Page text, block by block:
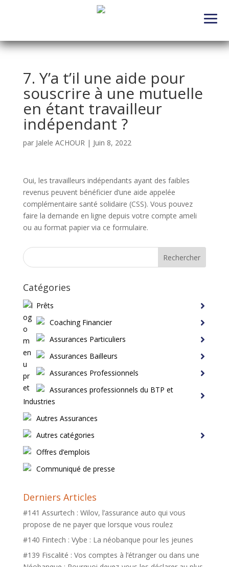
7. Y’a t’il une aide pour
souscrire à une mutuelle
en étant travailleur
indépendant ?
par Jalele ACHOUR| Juin 8, 2022
Oui, les travailleurs indépendants ayant des faibles
revenus peuvent bénéficier d’une aide appelée
complémentaire santé solidaire (CSS). Vous pouvez
faire la demande en ligne depuis votre compte ameli
ou au format papier via ce formulaire.
Rechercher
Catégories
Prêts
Coaching Financier
Assurances Particuliers
Assurances Bailleurs
Assurances Professionnels
Assurances professionnels du BTP et
Industries
Autres Assurances
Autres catégories
Offres d’emplois
Communiqué de presse
Derniers Articles
#141 Assurtech : Wilov, l’assurance auto qui vous
propose de ne payer que lorsque vous roulez
#140 Fintech : Vybe : La néobanque pour les jeunes
#139 Fiscalité : Vos comptes à l’étranger ou dans une